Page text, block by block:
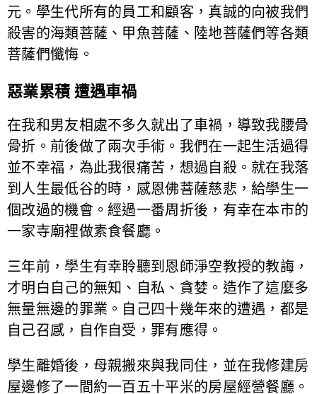
元。學生代所有的員工和顧客，真誠的向被我們
殺害的海類菩薩、甲魚菩薩、陸地菩薩們等各類
菩薩們懺悔。
惡業累積 遭遇車禍
在我和男友相處不多久就出了車禍，導致我腰骨
骨折。前後做了兩次手術。我們在一起生活過得
並不幸福，為此我很痛苦，想過自殺。就在我落
到人生最低谷的時，感恩佛菩薩慈悲，給學生一
個改過的機會。經過一番周折後，有幸在本市的
一家寺廟裡做素食餐廳。
三年前，學生有幸聆聽到恩師淨空教授的教誨，
才明白自己的無知、自私、貪婪。造作了這麼多
無量無邊的罪業。自己四十幾年來的遭遇，都是
自己召感，自作自受，罪有應得。
學生離婚後，母親搬來與我同住，並在我修建房
屋邊修了一間約一百五十平米的房屋經營餐廳。